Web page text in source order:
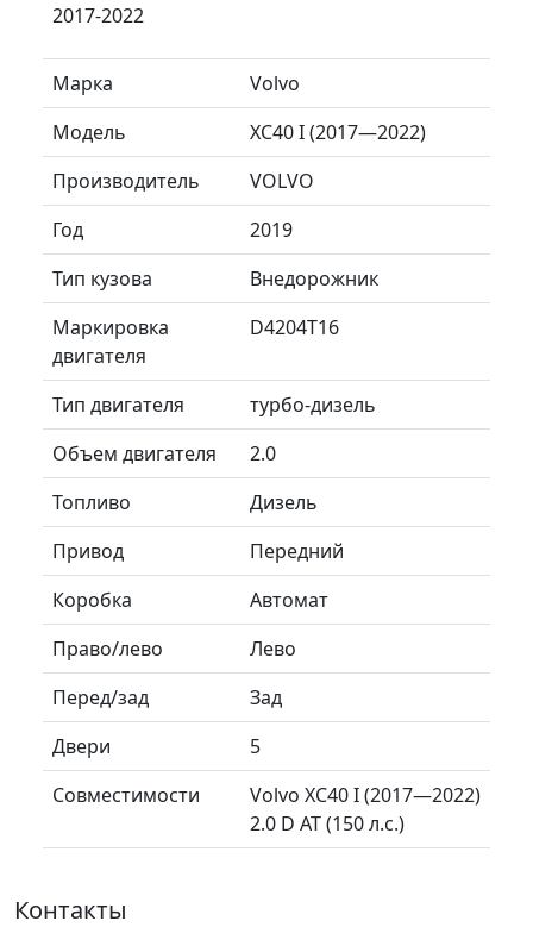
2017-2022
Марка
Volvo
Модель
XC40 I (2017—2022)
Производитель
VOLVO
Год
2019
Тип кузова
Внедорожник
Маркировка
двигателя
D4204T16
Тип двигателя
турбо-дизель
Объем двигателя
2.0
Топливо
Дизель
Привод
Передний
Коробка
Автомат
Право/лево
Лево
Перед/зад
Зад
Двери
5
Совместимости
Volvo XC40 I (2017—2022)
2.0 D AT (150 л.с.)
Контакты